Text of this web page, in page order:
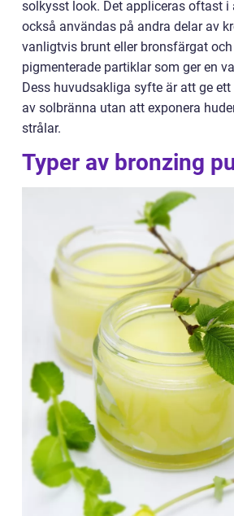
solkysst look. Det appliceras oftast i
också användas på andra delar av
vanligtvis brunt eller bronsfärgat
pigmenterade partiklar som ger en
Dess huvudsakliga syfte är att ge
av solbränna utan att exponera
strålar.
Typer av bronzing